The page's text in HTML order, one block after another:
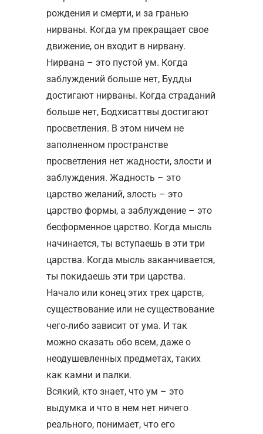
рождения и смерти, и за гранью
нирваны. Когда ум прекращает свое
движение, он входит в нирвану.
Нирвана – это пустой ум. Когда
заблуждений больше нет, Будды
достигают нирваны. Когда страданий
больше нет, Бодхисаттвы достигают
просветления. В этом ничем не
заполненном пространстве
просветления нет жадности, злости и
заблуждения. Жадность – это
царство желаний, злость – это
царство формы, а заблуждение – это
бесформенное царство. Когда мысль
начинается, ты вступаешь в эти три
царства. Когда мысль заканчивается,
ты покидаешь эти три царства.
Начало или конец этих трех царств,
существование или не существование
чего-либо зависит от ума. И так
можно сказать обо всем, даже о
неодушевленных предметах, таких
как камни и палки.
Всякий, кто знает, что ум – это
выдумка и что в нем нет ничего
реального, понимает, что его